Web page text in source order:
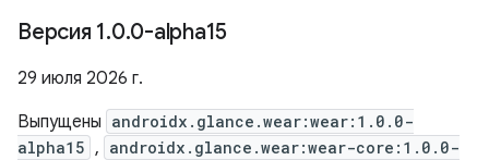
Версия 1.0.0-alpha15
29 июля 2026 г.
Выпущены androidx.glance.wear:wear:1.0.0-
alpha15 , androidx.glance.wear:wear-core:1.0.0-